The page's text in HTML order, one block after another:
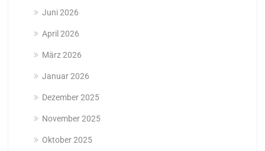
Juni 2026
April 2026
März 2026
Januar 2026
Dezember 2025
November 2025
Oktober 2025